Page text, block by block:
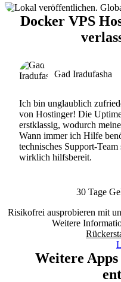
Docker VPS
Gad Iradufasha
Ich bin unglaublich
von Hostinger! Die
erstklassig, wodurch
Wann immer ich Hilfe
technisches Support-
wirklich hilfsbereit.
30 Tage
Risikofrei ausprobieren mit
Weitere
Weitere